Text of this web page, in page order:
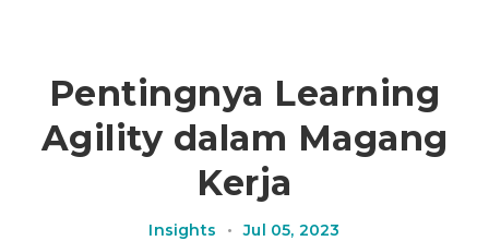
Pentingnya Learning
Agility dalam Magang
Kerja
Insights • Jul 05, 2023